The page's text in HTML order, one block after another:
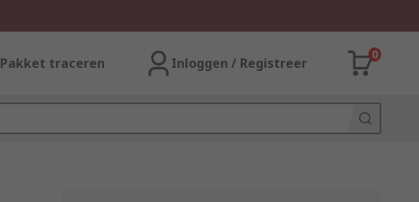
Pakket traceren Inloggen / Registreer
0